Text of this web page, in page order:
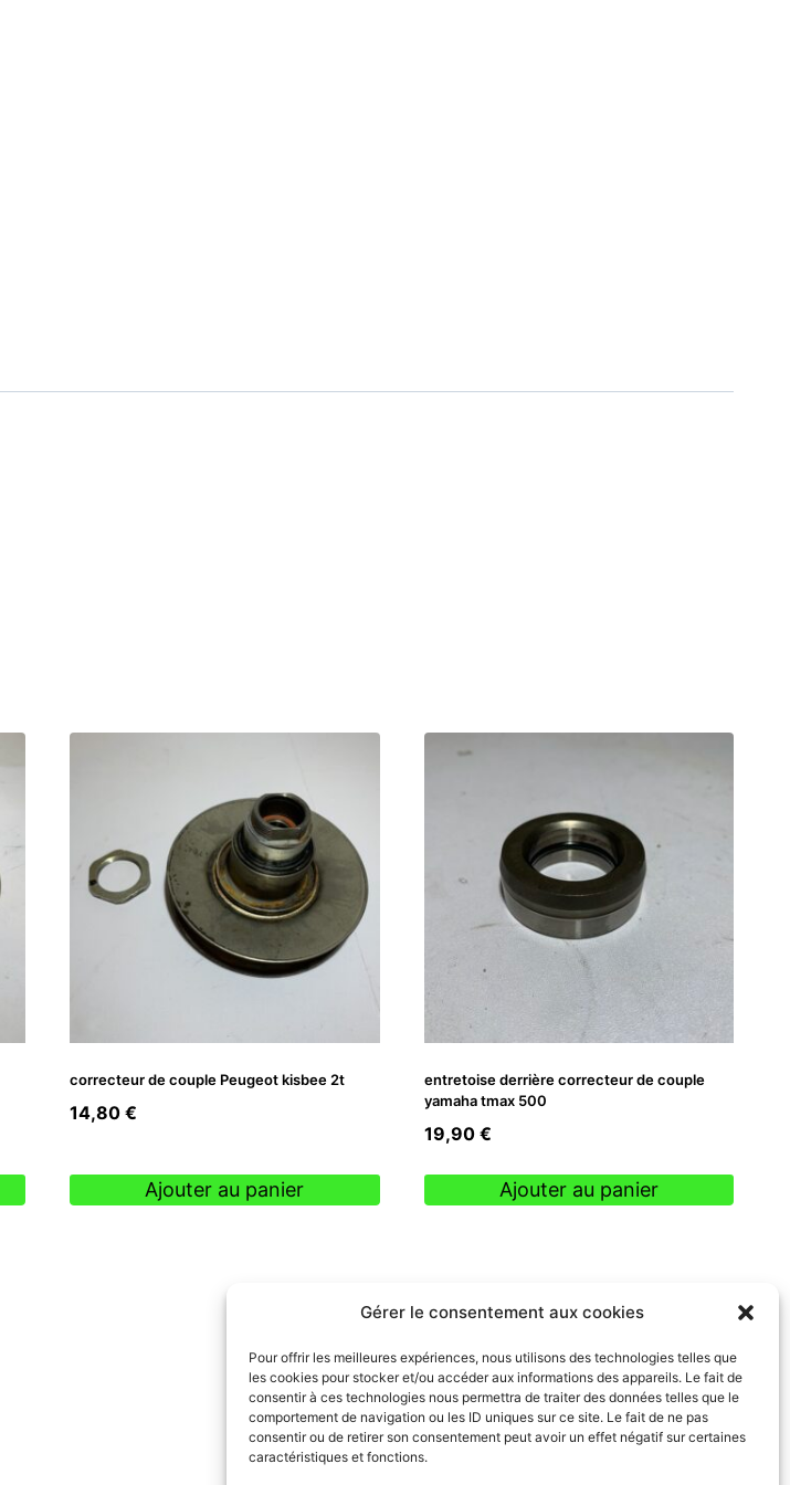
Gérer le consentement aux cookies
Pour offrir les meilleures expériences, nous utilisons des technologies telles que
les cookies pour stocker et/ou accéder aux informations des appareils. Le fait de
consentir à ces technologies nous permettra de traiter des données telles que le
comportement de navigation ou les ID uniques sur ce site. Le fait de ne pas
consentir ou de retirer son consentement peut avoir un effet négatif sur certaines
caractéristiques et fonctions.
correcteur de couple Peugeot kisbee 2t
14,80 €
Ajouter au panier
entretoise derrière correcteur de couple
yamaha tmax 500
19,90 €
Ajouter au panier